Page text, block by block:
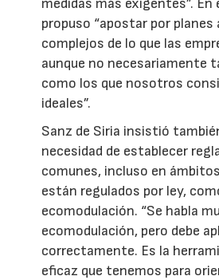
medidas más exigentes”. En
propuso “apostar por planes
complejos de lo que las
aunque no necesariamente
como los que nosotros
ideales”.
Sanz de Siria insistió
necesidad de establecer
comunes, incluso en
están regulados por ley,
ecomodulación. “Se habla
ecomodulación, pero debe
correctamente. Es la
eficaz que tenemos para